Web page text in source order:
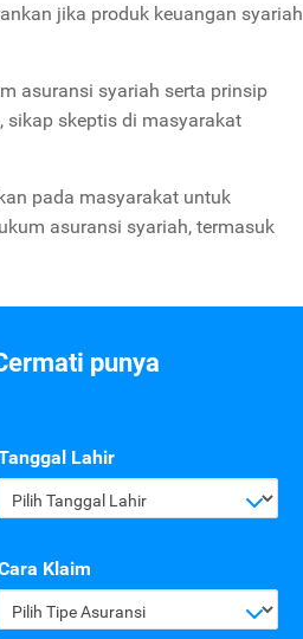
jika produk keuangan syariah
asuransi syariah serta prinsip
sikap skeptis di masyarakat
pada masyarakat untuk
asuransi syariah, termasuk
punya
Lahir
Pilih Tanggal Lahir
Klaim
Pilih Tipe Asuransi